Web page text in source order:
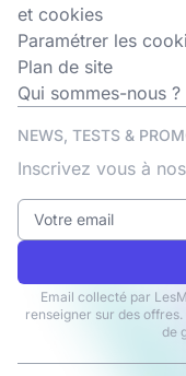
et cookies
Paramétrer les
Plan de site
Qui sommes-nous ?
NEWS, TESTS &
Inscrivez vous à
Email collecté par
renseigner sur des
de